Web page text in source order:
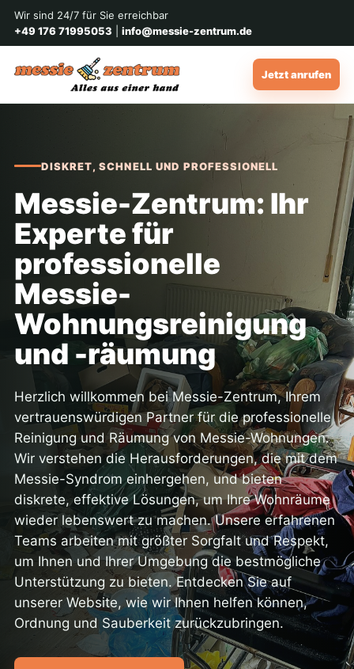
Wir sind 24/7 für Sie erreichbar
+49 176 71995053
info@messie-zentrum.de
Jetzt anrufen
DISKRET, SCHNELL UND PROFESSIONELL
Messie-Zentrum: Ihr
Experte für
professionelle
Messie-
Wohnungsreinigung
und -räumung
Herzlich willkommen bei Messie-Zentrum, Ihrem
vertrauenswürdigen Partner für die professionelle
Reinigung und Räumung von Messie-Wohnungen.
Wir verstehen die Herausforderungen, die mit dem
Messie-Syndrom einhergehen, und bieten
diskrete, effektive Lösungen, um Ihre Wohnräume
wieder lebenswert zu machen. Unsere erfahrenen
Teams arbeiten mit größter Sorgfalt und Respekt,
um Ihnen und Ihrer Umgebung die bestmögliche
Unterstützung zu bieten. Entdecken Sie auf
unserer Website, wie wir Ihnen helfen können,
Ordnung und Sauberkeit zurückzubringen.